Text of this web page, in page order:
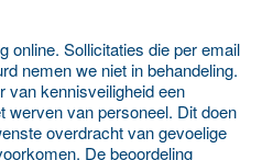
online. Sollicitaties die per email
nemen we niet in behandeling.
van kennisveiligheid een
werven van personeel. Dit doen
overdracht van gevoelige
De beoordeling